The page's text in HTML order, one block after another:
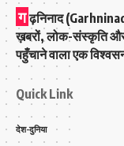
ग ढ़निनाद
ख़बरों, लोक-संस्कृति और
पहुँचाने वाला एक
Quick Link
देश-दुनिया